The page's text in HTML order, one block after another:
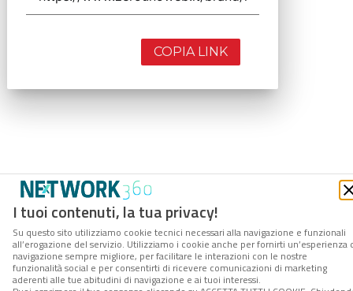
I tuoi contenuti, la tua privacy!
Su questo sito utilizziamo cookie tecnici necessari alla navigazione e funzionali
all’erogazione del servizio. Utilizziamo i cookie anche per fornirti un’esperienza
navigazione sempre migliore, per facilitare le interazioni con le nostre
funzionalità social e per consentirti di ricevere comunicazioni di marketing
aderenti alle tue abitudini di navigazione e ai tuoi interessi.
COPIA LINK